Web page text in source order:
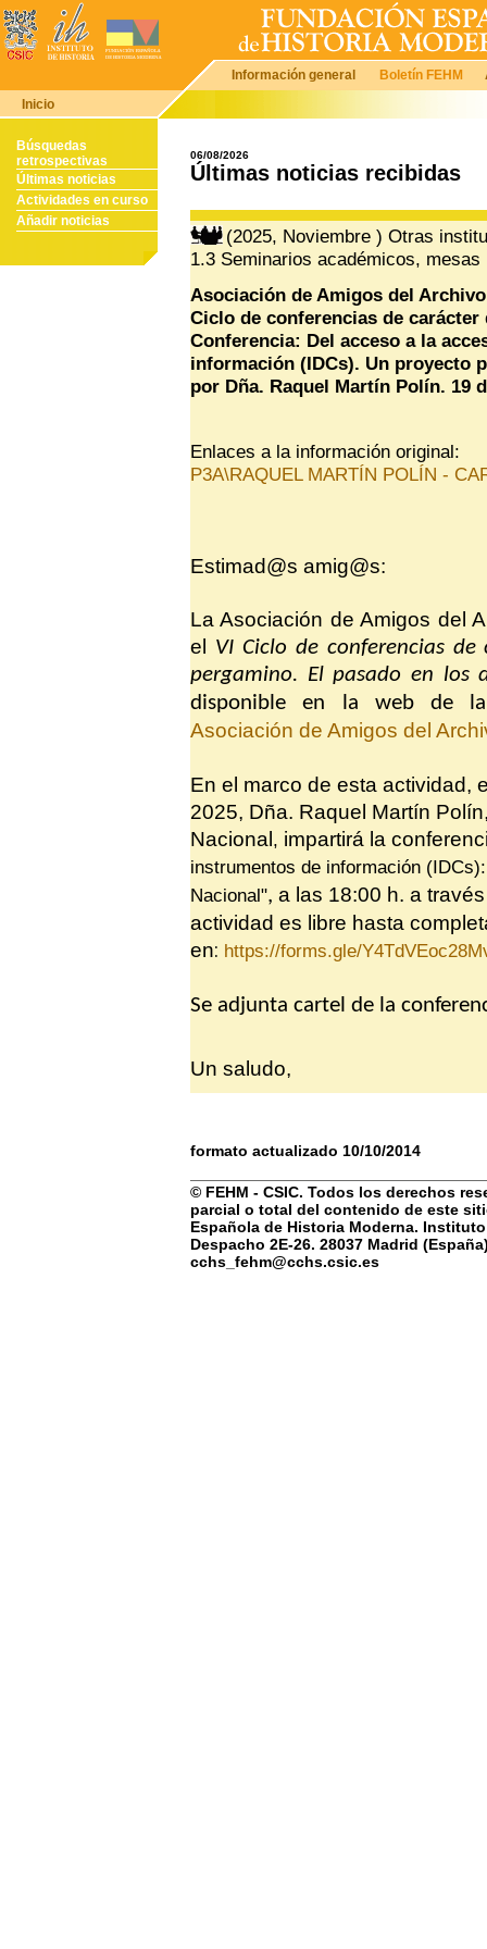
Información general Boletín FEHM
Inicio
Búsquedas
retrospectivas
Últimas noticias
Actividades en curso
Añadir noticias
06/08/2026
Últimas noticias recibidas
(2025, Noviembre ) Otras
1.3 Seminarios académicos,
Asociación de Amigos del
Ciclo de conferencias de
Conferencia: Del acceso a la
información (IDCs). Un proyecto
por Dña. Raquel Martín Polín. 19
Enlaces a la información original:
P3A\RAQUEL MARTÍN POLÍN -
Estimad@s amig@s:
La Asociación de Amigos del
el VI Ciclo de conferencias
pergamino. El pasado en los
disponible en la web de
Asociación de Amigos del
En el marco de esta actividad,
2025, Dña. Raquel Martín
Nacional , impartirá la
instrumentos de información
Nacional", a las 18:00 h. a
actividad es libre hasta
en: https://forms.gle/
Se adjunta cartel de la
Un saludo,
formato actualizado 10/10/2014
© FEHM - CSIC. Todos los derechos
parcial o total del contenido de este
Española de Historia Moderna. Instituto
Despacho 2E-26. 28037 Madrid
cchs_fehm@cchs.csic.es